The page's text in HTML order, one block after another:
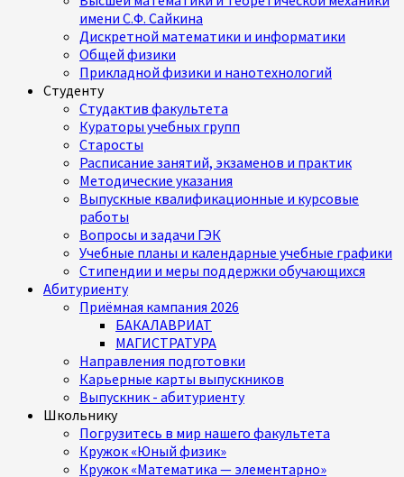
имени С.Ф. Сайкина
Дискретной математики и информатики
Общей физики
Прикладной физики и нанотехнологий
Студенту
Студактив факультета
Кураторы учебных групп
Старосты
Расписание занятий, экзаменов и практик
Методические указания
Выпускные квалификационные и курсовые
работы
Вопросы и задачи ГЭК
Учебные планы и календарные учебные графики
Стипендии и меры поддержки обучающихся
Абитуриенту
Приёмная кампания 2026
БАКАЛАВРИАТ
МАГИСТРАТУРА
Направления подготовки
Карьерные карты выпускников
Выпускник - абитуриенту
Школьнику
Погрузитесь в мир нашего факультета
Кружок «Юный физик»
Кружок «Математика — элементарно»